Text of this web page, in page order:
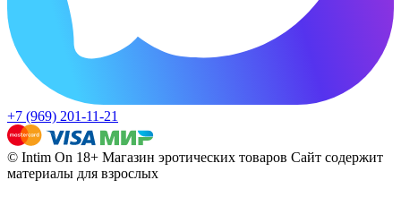
+7 (969) 201-11-21
© Intim On 18+ Магазин эротических товаров Сайт содержит
материалы для взрослых